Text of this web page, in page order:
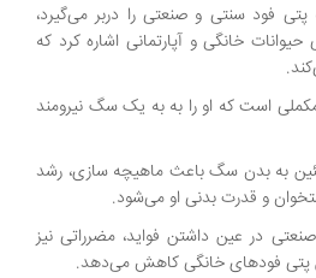
پتی فود سنتی و صنعتی را دربر می‌گیرد،
خانگی و آپارتمانی اشاره کرد که
است که او را به به یک سگ نیرومند
به بدن سگ باعث ماهیچه سازی، رشد
و قدرت بدنی او می‌شود.
در عین داشتن فواید، مضرراتی نیز
پتی فودهای خانگی کاهش می‌دهد.